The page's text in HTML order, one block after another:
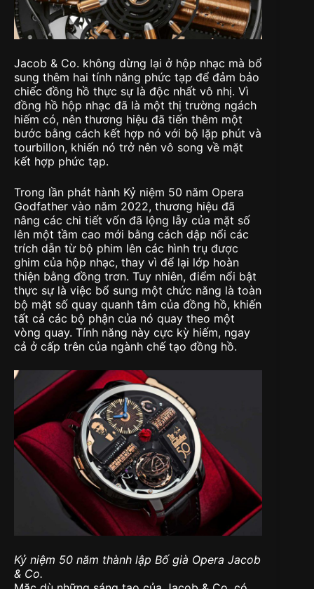
Jacob & Co. không dừng lại ở hộp nhạc mà bổ
sung thêm hai tính năng phức tạp để đảm bảo
chiếc đồng hồ thực sự là độc nhất vô nhị. Vì
đồng hồ hộp nhạc đã là một thị trường ngách
hiếm có, nên thương hiệu đã tiến thêm một
bước bằng cách kết hợp nó với bộ lặp phút và
tourbillon, khiến nó trở nên vô song về mặt
kết hợp phức tạp.
Trong lần phát hành Kỷ niệm 50 năm Opera
Godfather vào năm 2022, thương hiệu đã
nâng các chi tiết vốn đã lộng lẫy của mặt số
lên một tầm cao mới bằng cách dập nổi các
trích dẫn từ bộ phim lên các hình trụ được
ghim của hộp nhạc, thay vì để lại lớp hoàn
thiện bằng đồng trơn. Tuy nhiên, điểm nổi bật
thực sự là việc bổ sung một chức năng là toàn
bộ mặt số quay quanh tâm của đồng hồ, khiến
tất cả các bộ phận của nó quay theo một
vòng quay. Tính năng này cực kỳ hiếm, ngay
cả ở cấp trên của ngành chế tạo đồng hồ.
Kỷ niệm 50 năm thành lập Bố già Opera Jacob
& Co.